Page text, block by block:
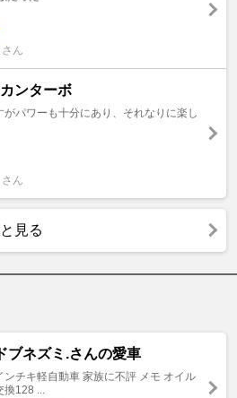
ん
ンターボ
パワーも十分にあり、それなりに楽し
ん
見る
ドブネズミ.さんの愛車
ンチキ軽自動車 家族に不評 メモ オイル
換128 ...